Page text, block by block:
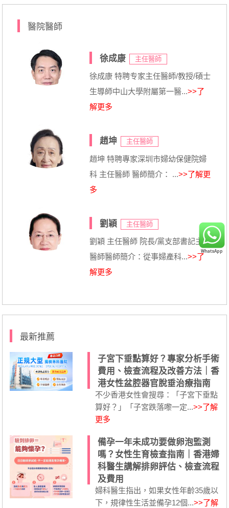
醫院醫師
徐成康 主任醫師
徐成康 特聘专家主任醫師/教授/碩士
生導師中山大學附屬第一醫...>>了
解更多
趙坤 主任醫師
趙坤 特聘專家深圳市婦幼保健院婦
科 主任醫師 醫師簡介： ...>>了解更
多
劉穎 主任醫師
劉穎 主任醫師 院長/黨支部書記主任
醫師醫師簡介：從事婦產科...>>了
解更多
最新推薦
子宮下垂點算好？專家分析手術
費用、檢查流程及改善方法｜香
港女性盆腔器官脫垂治療指南
不少香港女性會搜尋：「子宮下垂點
算好？」「子宮跌落嚟一定...>>了解
更多
備孕一年未成功要做卵泡監測
嗎？女性生育檢查指南｜香港婦
科醫生講解排卵評估、檢查流程
及費用
婦科醫生指出，如果女性年齡35歲以
下，規律性生活並備孕12個...>>了解